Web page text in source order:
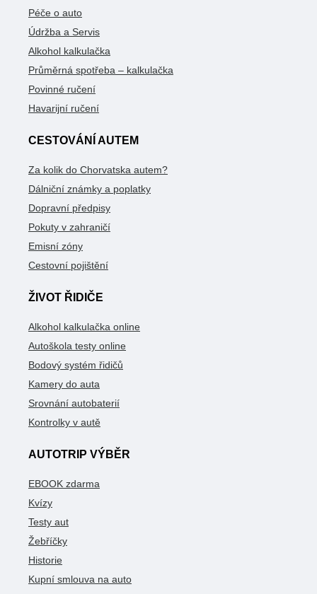
Péče o auto
Údržba a Servis
Alkohol kalkulačka
Průměrná spotřeba – kalkulačka
Povinné ručení
Havarijní ručení
CESTOVÁNÍ AUTEM
Za kolik do Chorvatska autem?
Dálniční známky a poplatky
Dopravní předpisy
Pokuty v zahraničí
Emisní zóny
Cestovní pojištění
ŽIVOT ŘIDIČE
Alkohol kalkulačka online
Autoškola testy online
Bodový systém řidičů
Kamery do auta
Srovnání autobaterií
Kontrolky v autě
AUTOTRIP VÝBĚR
EBOOK zdarma
Kvízy
Testy aut
Žebříčky
Historie
Kupní smlouva na auto